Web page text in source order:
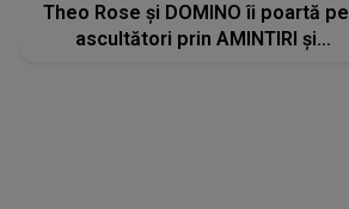
Theo Rose și DOMINO îi poartă pe
ascultători prin AMINTIRI și